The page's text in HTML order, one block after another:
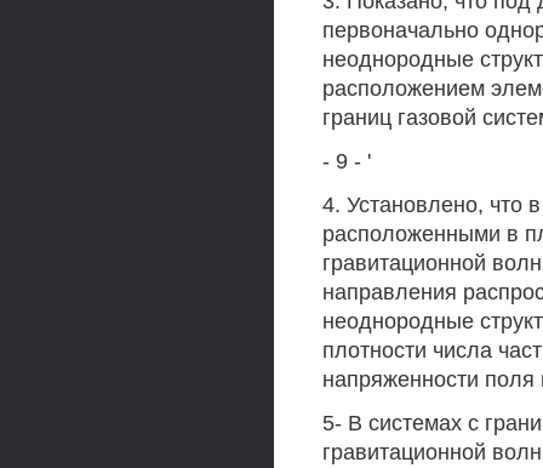
первоначально
неоднородные
расположением
границ газовой
- 9 - '
4. Установлено, что
расположенными в
гравитационной
направления
неоднородные
плотности числа
напряженности поля
5- В системах с
гравитационной